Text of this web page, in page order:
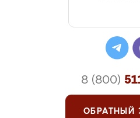
8 (800)
ОБРАТНЫЙ